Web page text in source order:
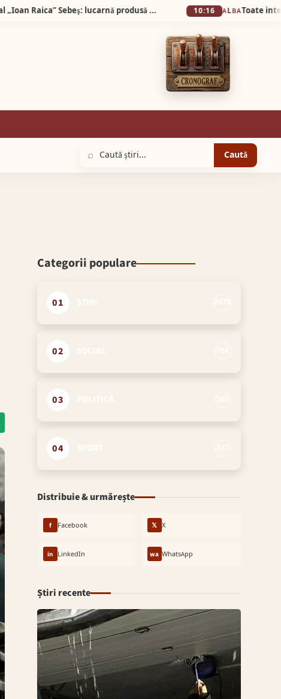
Exponatul lunii mai, la Muzeul Municipal „Ioan Raica” Sebeş: lucarnă produsă la fabrica de țigle şi cărămizi „Hercules” din Diciosânmărtin 10:16 ALBA
⌕ Caută
Categorii populare
01
02
03
04
Distribuie & urmărește
f Facebook 𝕏 X
in LinkedIn wa WhatsApp
Știri recente